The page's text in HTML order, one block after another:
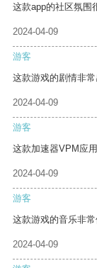
这款app的社区氛围
2024-04-09
游客
这款游戏的剧情非常
2024-04-09
游客
这款加速器VPM应
2024-04-09
游客
这款游戏的音乐非常
2024-04-09